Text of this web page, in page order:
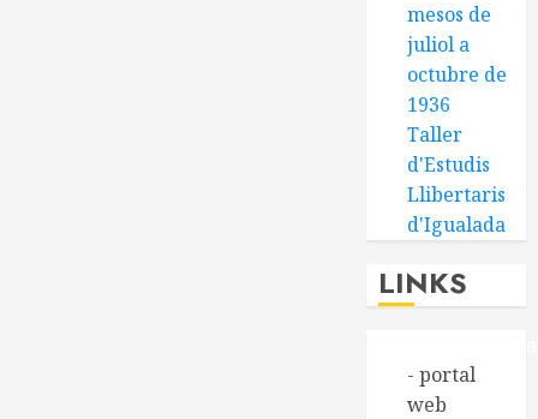
mesos de
juliol a
octubre de
1936
Taller
d'Estudis
Llibertaris
d'Igualada
LINKS
- portal
web